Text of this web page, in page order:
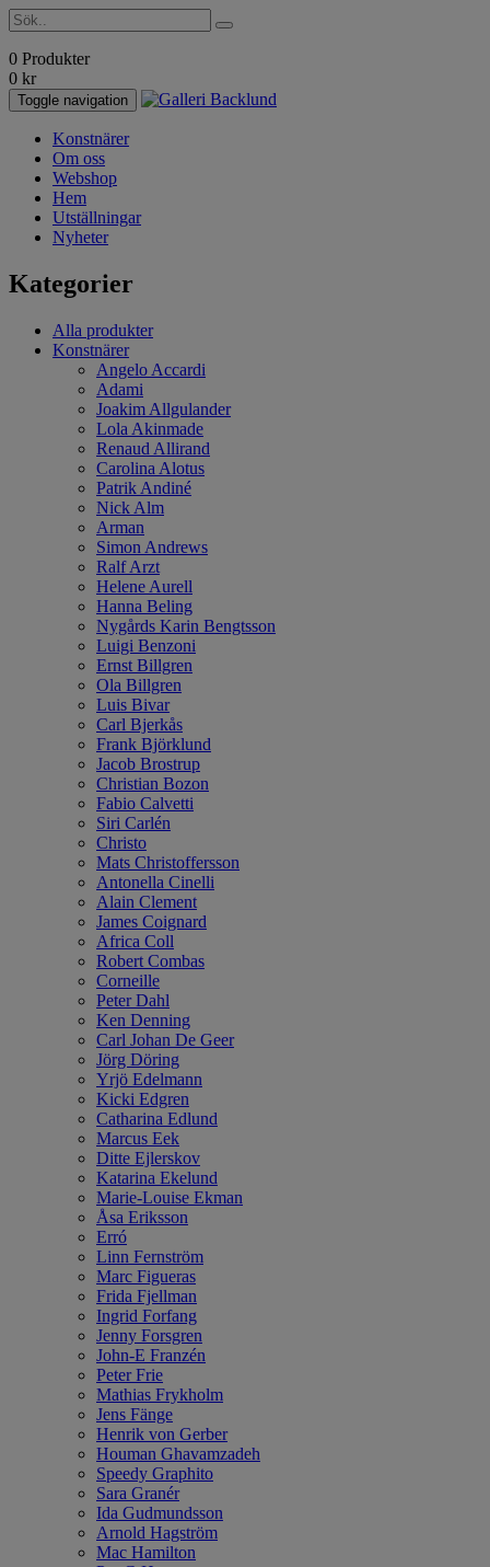
0 Produkter
0 kr
Toggle navigation
Konstnärer
Om oss
Webshop
Hem
Utställningar
Nyheter
Kategorier
Alla produkter
Konstnärer
Angelo Accardi
Adami
Joakim Allgulander
Lola Akinmade
Renaud Allirand
Carolina Alotus
Patrik Andiné
Nick Alm
Arman
Simon Andrews
Ralf Arzt
Helene Aurell
Hanna Beling
Nygårds Karin Bengtsson
Luigi Benzoni
Ernst Billgren
Ola Billgren
Luis Bivar
Carl Bjerkås
Frank Björklund
Jacob Brostrup
Christian Bozon
Fabio Calvetti
Siri Carlén
Christo
Mats Christoffersson
Antonella Cinelli
Alain Clement
James Coignard
Africa Coll
Robert Combas
Corneille
Peter Dahl
Ken Denning
Carl Johan De Geer
Jörg Döring
Yrjö Edelmann
Kicki Edgren
Catharina Edlund
Marcus Eek
Ditte Ejlerskov
Katarina Ekelund
Marie-Louise Ekman
Åsa Eriksson
Erró
Linn Fernström
Marc Figueras
Frida Fjellman
Ingrid Forfang
Jenny Forsgren
John-E Franzén
Peter Frie
Mathias Frykholm
Jens Fänge
Henrik von Gerber
Houman Ghavamzadeh
Speedy Graphito
Sara Granér
Ida Gudmundsson
Arnold Hagström
Mac Hamilton